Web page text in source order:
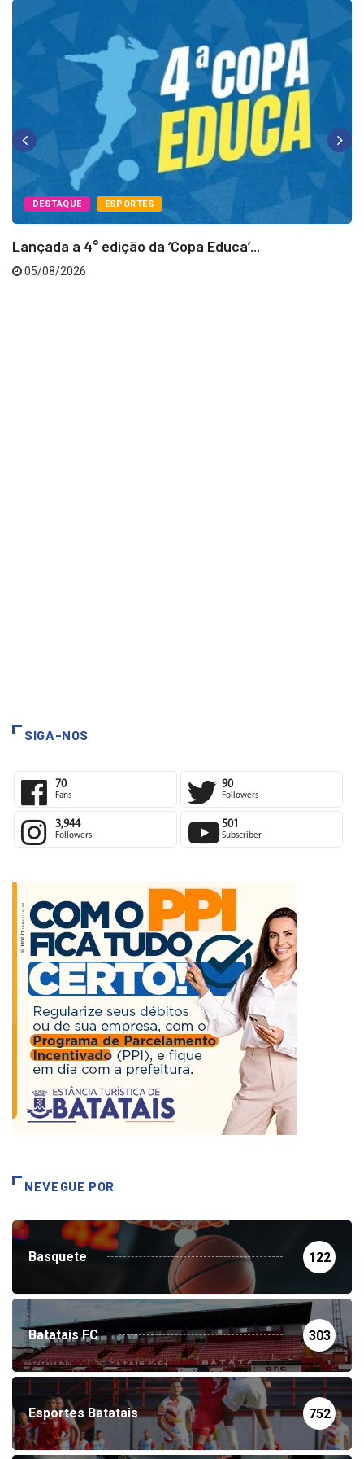
DESTAQUE ESPORTES
Lançada a 4° edição da ‘Copa Educa’...
05/08/2026
SIGA-NOS
70 90
3,944 501
NEVEGUE POR
Basquete 122
Batatais FC 303
Esportes Batatais 752